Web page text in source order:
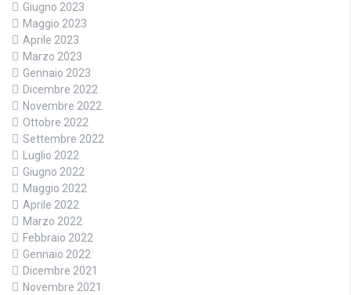
Giugno 2023
Maggio 2023
Aprile 2023
Marzo 2023
Gennaio 2023
Dicembre 2022
Novembre 2022
Ottobre 2022
Settembre 2022
Luglio 2022
Giugno 2022
Maggio 2022
Aprile 2022
Marzo 2022
Febbraio 2022
Gennaio 2022
Dicembre 2021
Novembre 2021